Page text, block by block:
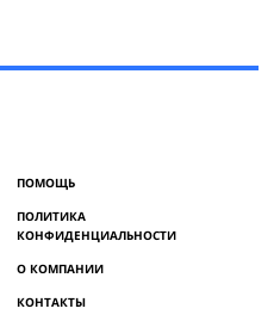
ПОМОЩЬ
ПОЛИТИКА
КОНФИДЕНЦИАЛЬНОСТИ
О КОМПАНИИ
КОНТАКТЫ